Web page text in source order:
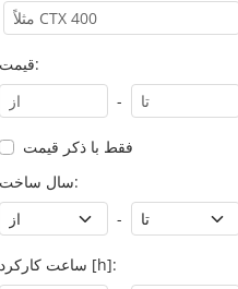
قیمت:
-
فقط با ذکر قیمت
سال ساخت:
-
ساعت کارکرد [h]: